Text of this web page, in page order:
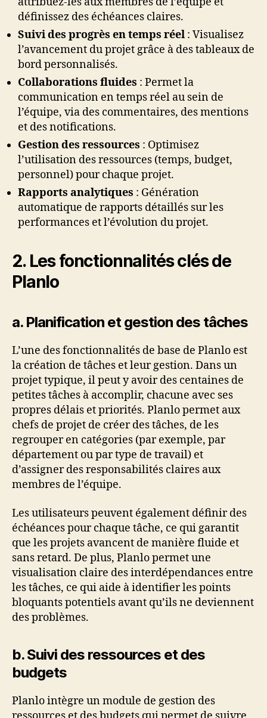
définissez des échéances claires.
Suivi des progrès en temps réel : Visualisez
l’avancement du projet grâce à des tableaux de
bord personnalisés.
Collaborations fluides : Permet la
communication en temps réel au sein de
l’équipe, via des commentaires, des mentions
et des notifications.
Gestion des ressources : Optimisez
l’utilisation des ressources (temps, budget,
personnel) pour chaque projet.
Rapports analytiques : Génération
automatique de rapports détaillés sur les
performances et l’évolution du projet.
2. Les fonctionnalités clés de
Planlo
a. Planification et gestion des tâches
L’une des fonctionnalités de base de Planlo est
la création de tâches et leur gestion. Dans un
projet typique, il peut y avoir des centaines de
petites tâches à accomplir, chacune avec ses
propres délais et priorités. Planlo permet aux
chefs de projet de créer des tâches, de les
regrouper en catégories (par exemple, par
département ou par type de travail) et
d’assigner des responsabilités claires aux
membres de l’équipe.
Les utilisateurs peuvent également définir des
échéances pour chaque tâche, ce qui garantit
que les projets avancent de manière fluide et
sans retard. De plus, Planlo permet une
visualisation claire des interdépendances entre
les tâches, ce qui aide à identifier les points
bloquants potentiels avant qu’ils ne deviennent
des problèmes.
b. Suivi des ressources et des
budgets
Planlo intègre un module de gestion des